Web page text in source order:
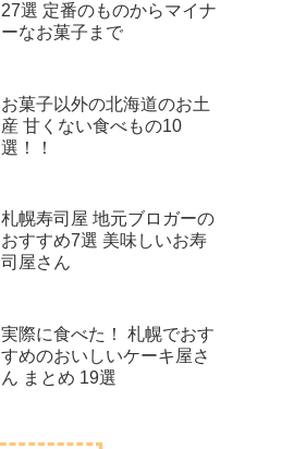
27選 定番のものからマイナ
ーなお菓子まで
お菓子以外の北海道のお土
産 甘くない食べもの10
選！！
札幌寿司屋 地元ブロガーの
おすすめ7選 美味しいお寿
司屋さん
実際に食べた！ 札幌でおす
すめのおいしいケーキ屋さ
ん まとめ 19選